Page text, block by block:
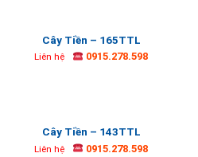
Cây Tiền – 165TTL
Liên hệ 0915.278.598
Cây Tiền – 143TTL
Liên hệ 0915.278.598